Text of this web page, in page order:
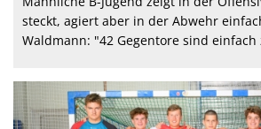
steckt, agiert aber in der Abwehr
Waldmann: "42 Gegentore sind einfach